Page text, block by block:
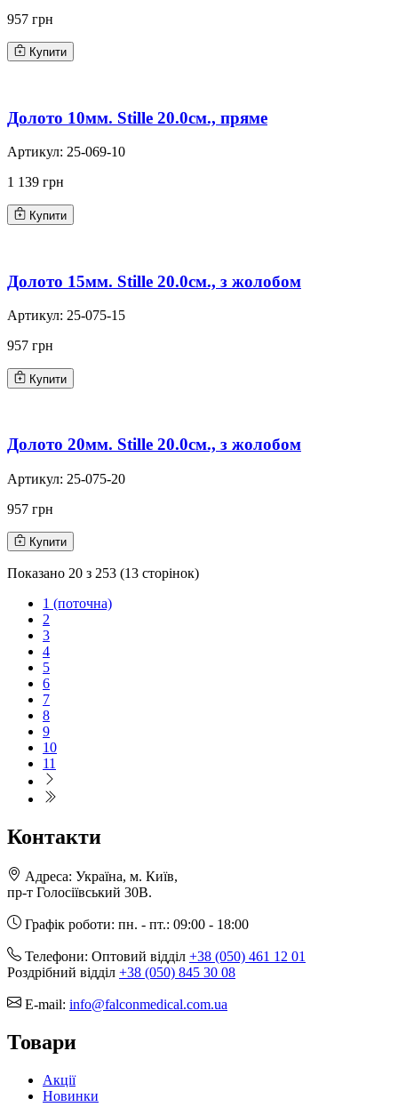
957 грн
Купити
Долото 10мм. Stille 20.0см., пряме
Артикул: 25-069-10
1 139 грн
Купити
Долото 15мм. Stille 20.0см., з жолобом
Артикул: 25-075-15
957 грн
Купити
Долото 20мм. Stille 20.0см., з жолобом
Артикул: 25-075-20
957 грн
Купити
Показано 20 з 253 (13 сторінок)
1 (поточна)
2
3
4
5
6
7
8
9
10
11
Контакти
Адреса: Україна, м. Київ,
пр-т Голосіївський 30В.
Графік роботи: пн. - пт.: 09:00 - 18:00
Телефони: Оптовий відділ +38 (050) 461 12 01
Роздрібний відділ +38 (050) 845 30 08
E-mail: info@falconmedical.com.ua
Товари
Акції
Новинки